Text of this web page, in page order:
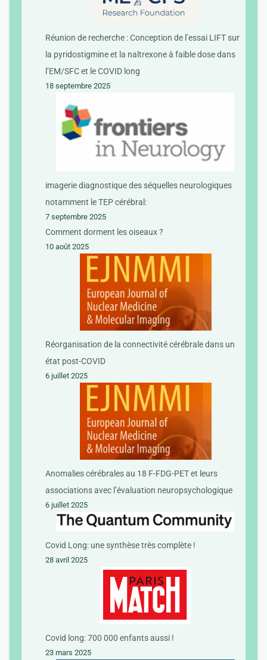
Réunion de recherche : Conception de l’essai LIFT sur
la pyridostigmine et la naltrexone à faible dose dans
l’EM/SFC et le COVID long
18 septembre 2025
imagerie diagnostique des séquelles neurologiques
notamment le TEP cérébral:
7 septembre 2025
Comment dorment les oiseaux ?
10 août 2025
Réorganisation de la connectivité cérébrale dans un
état post-COVID
6 juillet 2025
Anomalies cérébrales au 18 F-FDG-PET et leurs
associations avec l’évaluation neuropsychologique
6 juillet 2025
Covid Long: une synthèse très complète !
28 avril 2025
Covid long: 700 000 enfants aussi !
23 mars 2025